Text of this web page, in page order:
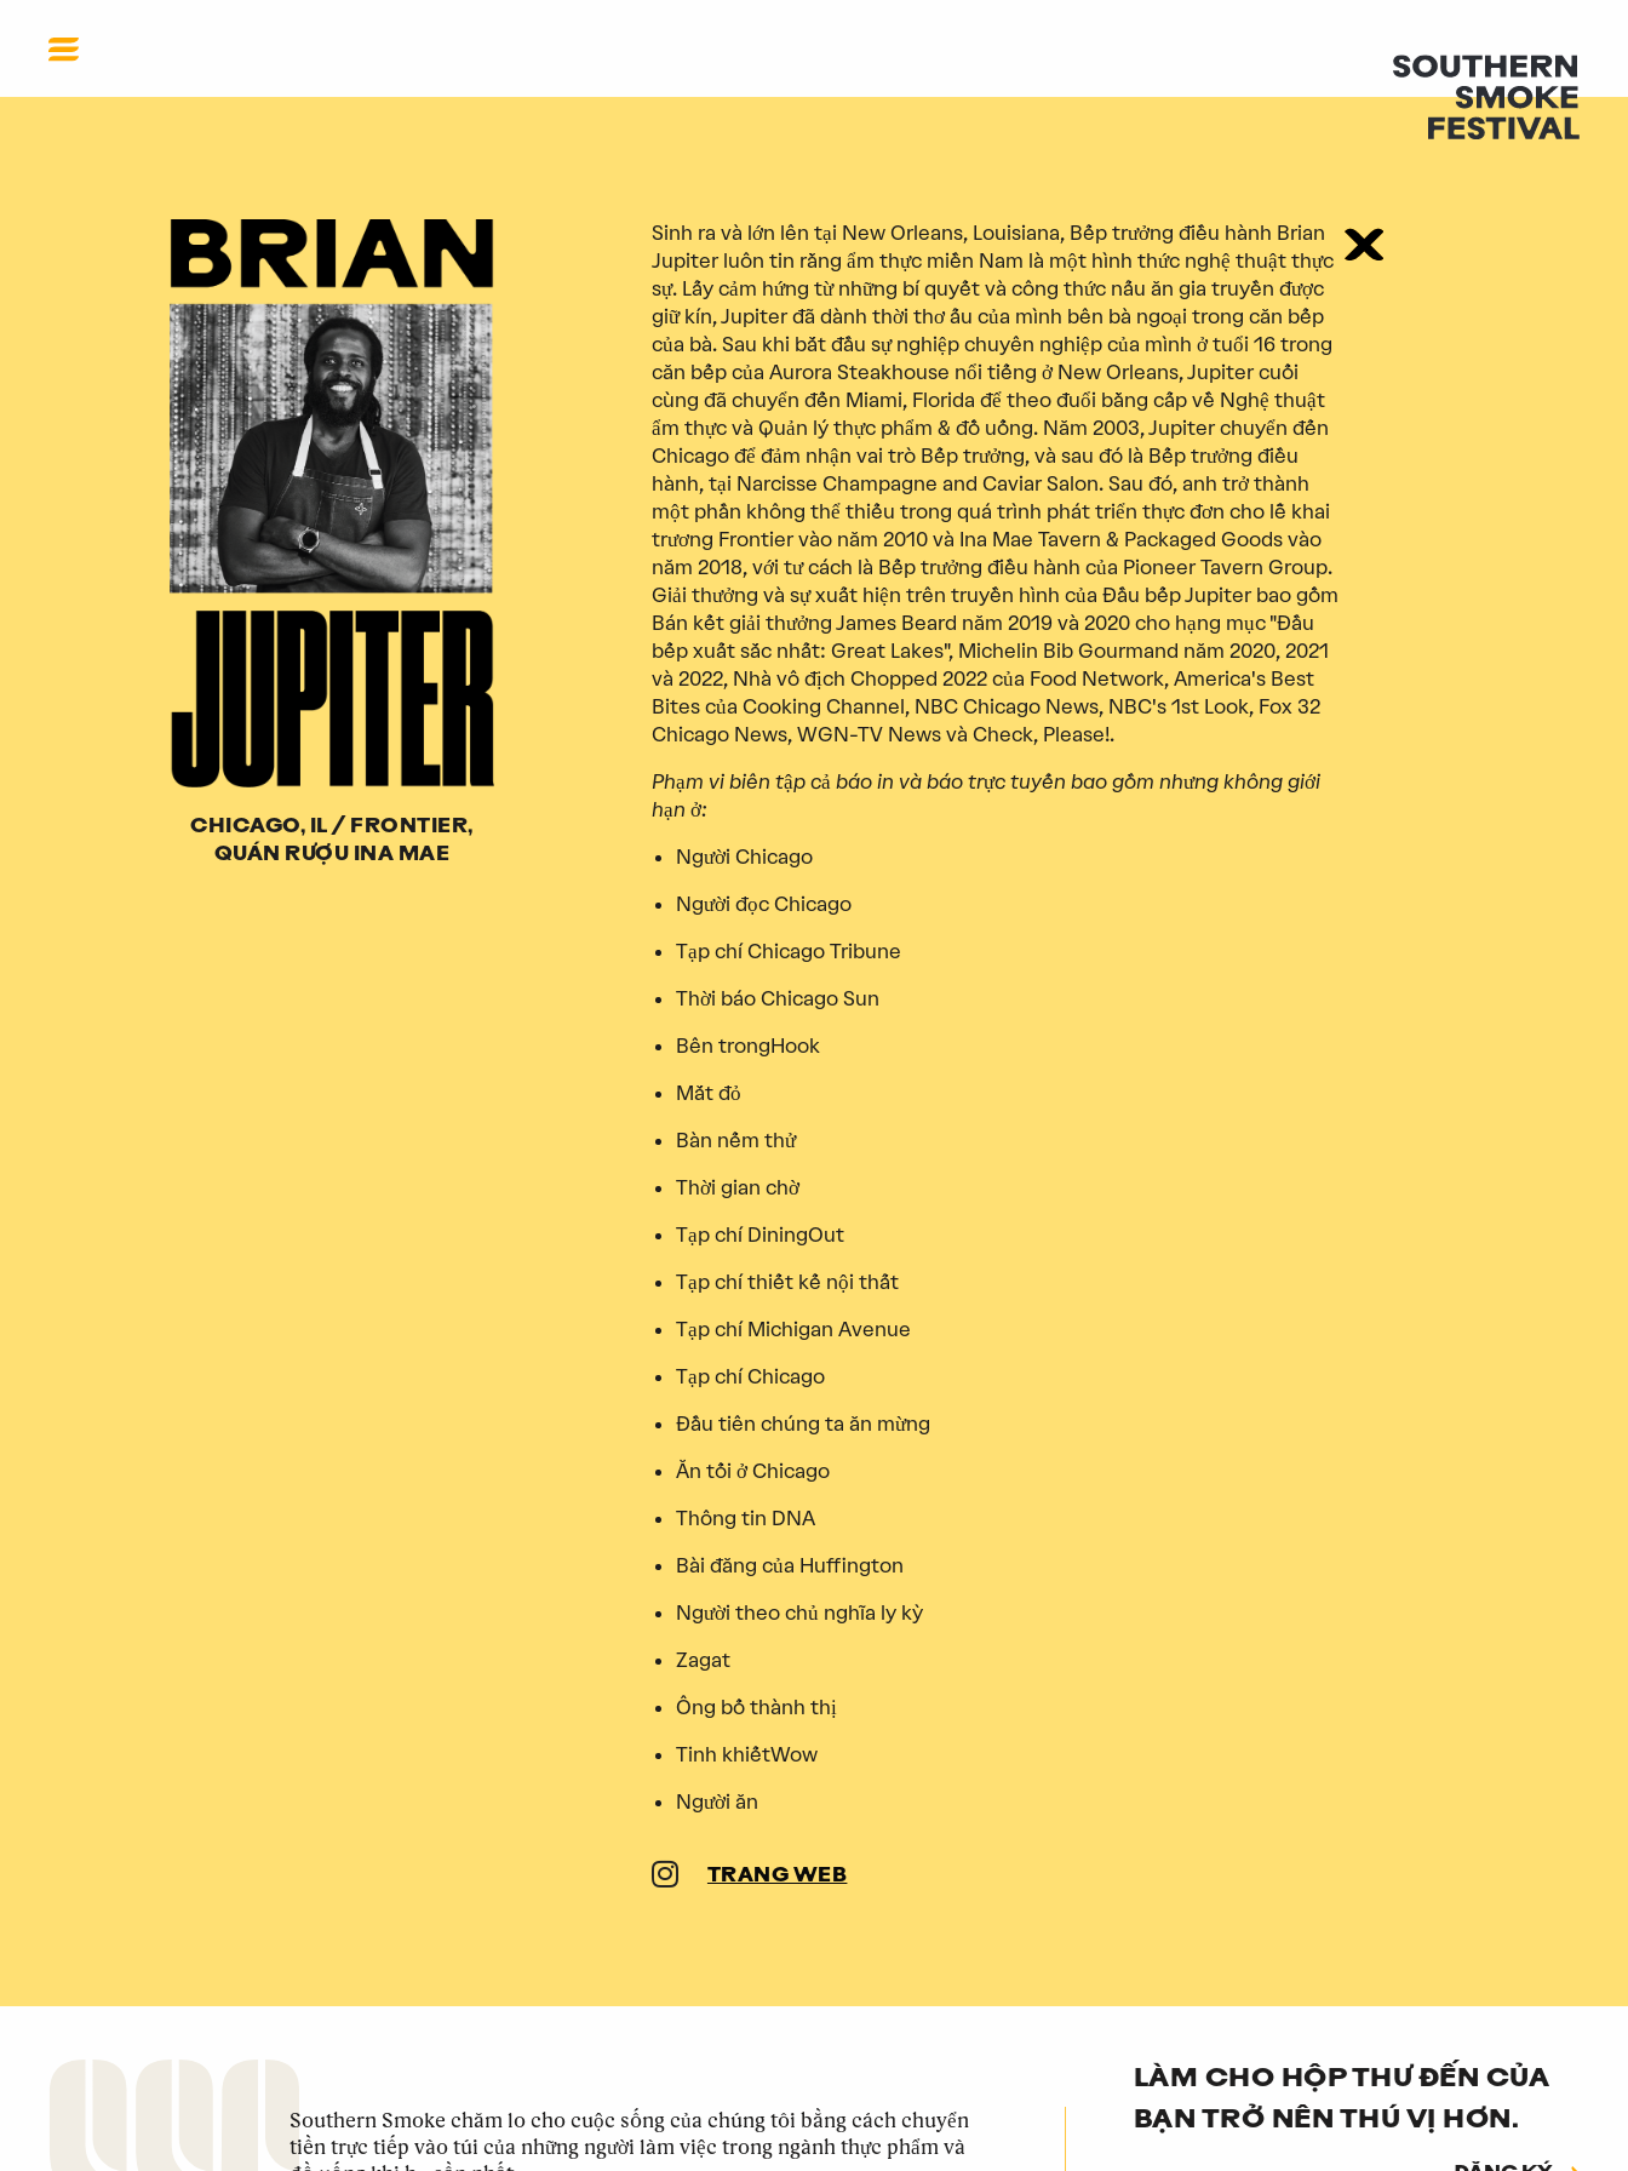
CHICAGO, IL /
FRONTIER,
QUÁN RƯỢU INA MAE
Sinh ra và lớn lên tại New Orleans, Louisiana, Bếp trưởng điều hành Brian
Jupiter luôn tin rằng ẩm thực miền Nam là một hình thức nghệ thuật thực
sự. Lấy cảm hứng từ những bí quyết và công thức nấu ăn gia truyền được
giữ kín, Jupiter đã dành thời thơ ấu của mình bên bà ngoại trong căn bếp
của bà. Sau khi bắt đầu sự nghiệp chuyên nghiệp của mình ở tuổi 16 trong
căn bếp của Aurora Steakhouse nổi tiếng ở New Orleans, Jupiter cuối
cùng đã chuyển đến Miami, Florida để theo đuổi bằng cấp về Nghệ thuật
ẩm thực và Quản lý thực phẩm & đồ uống. Năm 2003, Jupiter chuyển đến
Chicago để đảm nhận vai trò Bếp trưởng, và sau đó là Bếp trưởng điều
hành, tại Narcisse Champagne and Caviar Salon. Sau đó, anh trở thành
một phần không thể thiếu trong quá trình phát triển thực đơn cho lễ khai
trương Frontier vào năm 2010 và Ina Mae Tavern & Packaged Goods vào
năm 2018, với tư cách là Bếp trưởng điều hành của Pioneer Tavern Group.
Giải thưởng và sự xuất hiện trên truyền hình của Đầu bếp Jupiter bao gồm
Bán kết giải thưởng James Beard năm 2019 và 2020 cho hạng mục "Đầu
bếp xuất sắc nhất: Great Lakes", Michelin Bib Gourmand năm 2020, 2021
và 2022, Nhà vô địch Chopped 2022 của Food Network, America's Best
Bites của Cooking Channel, NBC Chicago News, NBC's 1st Look, Fox 32
Chicago News, WGN-TV News và Check, Please!.
Phạm vi biên tập cả báo in và báo trực tuyến bao gồm nhưng không giới
hạn ở:
Người Chicago
Người đọc Chicago
Tạp chí Chicago Tribune
Thời báo Chicago Sun
Bên trongHook
Mắt đỏ
Bàn nếm thử
Thời gian chờ
Tạp chí DiningOut
Tạp chí thiết kế nội thất
Tạp chí Michigan Avenue
Tạp chí Chicago
Đầu tiên chúng ta ăn mừng
Ăn tối ở Chicago
Thông tin DNA
Bài đăng của Huffington
Người theo chủ nghĩa ly kỳ
Zagat
Ông bố thành thị
Tinh khiếtWow
Người ăn
TRANG WEB
Southern Smoke chăm lo cho cuộc sống của chúng tôi bằng cách chuyển
tiền trực tiếp vào túi của những người làm việc trong ngành thực phẩm và
LÀM CHO HỘP THƯ ĐẾN CỦA
BẠN TRỞ NÊN THÚ VỊ HƠN.